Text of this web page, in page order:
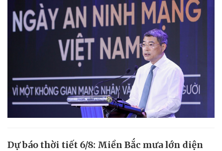
Dự báo thời tiết 6/8: Miền Bắc mưa lớn diện